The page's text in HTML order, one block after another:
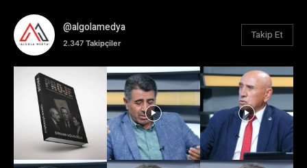
@algolamedya
2.347 Takipçiler
Takip Et